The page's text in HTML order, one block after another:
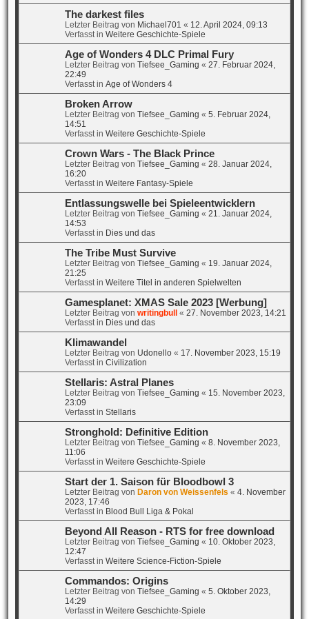
The darkest files
Letzter Beitrag von Michael701 « 12. April 2024, 09:13
Verfasst in Weitere Geschichte-Spiele
Age of Wonders 4 DLC Primal Fury
Letzter Beitrag von Tiefsee_Gaming « 27. Februar 2024,
22:49
Verfasst in Age of Wonders 4
Broken Arrow
Letzter Beitrag von Tiefsee_Gaming « 5. Februar 2024,
14:51
Verfasst in Weitere Geschichte-Spiele
Crown Wars - The Black Prince
Letzter Beitrag von Tiefsee_Gaming « 28. Januar 2024,
16:20
Verfasst in Weitere Fantasy-Spiele
Entlassungswelle bei Spieleentwicklern
Letzter Beitrag von Tiefsee_Gaming « 21. Januar 2024,
14:53
Verfasst in Dies und das
The Tribe Must Survive
Letzter Beitrag von Tiefsee_Gaming « 19. Januar 2024,
21:25
Verfasst in Weitere Titel in anderen Spielwelten
Gamesplanet: XMAS Sale 2023 [Werbung]
Letzter Beitrag von writingbull« 27. November 2023, 14:21
Verfasst in Dies und das
Klimawandel
Letzter Beitrag von Udonello« 17. November 2023, 15:19
Verfasst in Civilization
Stellaris: Astral Planes
Letzter Beitrag von Tiefsee_Gaming « 15. November 2023,
23:09
Verfasst in Stellaris
Stronghold: Definitive Edition
Letzter Beitrag von Tiefsee_Gaming « 8. November 2023,
11:06
Verfasst in Weitere Geschichte-Spiele
Start der 1. Saison für Bloodbowl 3
Letzter Beitrag von Daron von Weissenfels « 4. November
2023, 17:46
Verfasst in Blood Bull Liga & Pokal
Beyond All Reason - RTS for free download
Letzter Beitrag von Tiefsee_Gaming « 10. Oktober 2023,
12:47
Verfasst in Weitere Science-Fiction-Spiele
Commandos: Origins
Letzter Beitrag von Tiefsee_Gaming « 5. Oktober 2023,
14:29
Verfasst in Weitere Geschichte-Spiele